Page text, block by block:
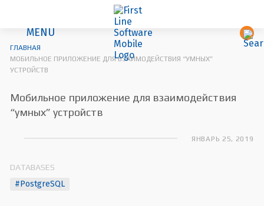
MENU
ГЛАВНАЯ
МОБИЛЬНОЕ ПРИЛОЖЕНИЕ ДЛЯ ВЗАИМОДЕЙСТВИЯ “УМНЫХ”
УСТРОЙСТВ
Мобильное приложение для взаимодействия
“умных” устройств
ЯНВАРЬ 25, 2019
DATABASES
#PostgreSQL